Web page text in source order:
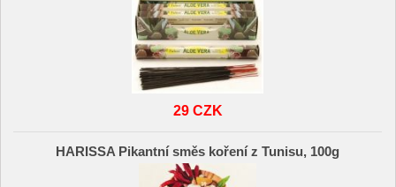
29 CZK
HARISSA Pikantní směs koření z Tunisu, 100g